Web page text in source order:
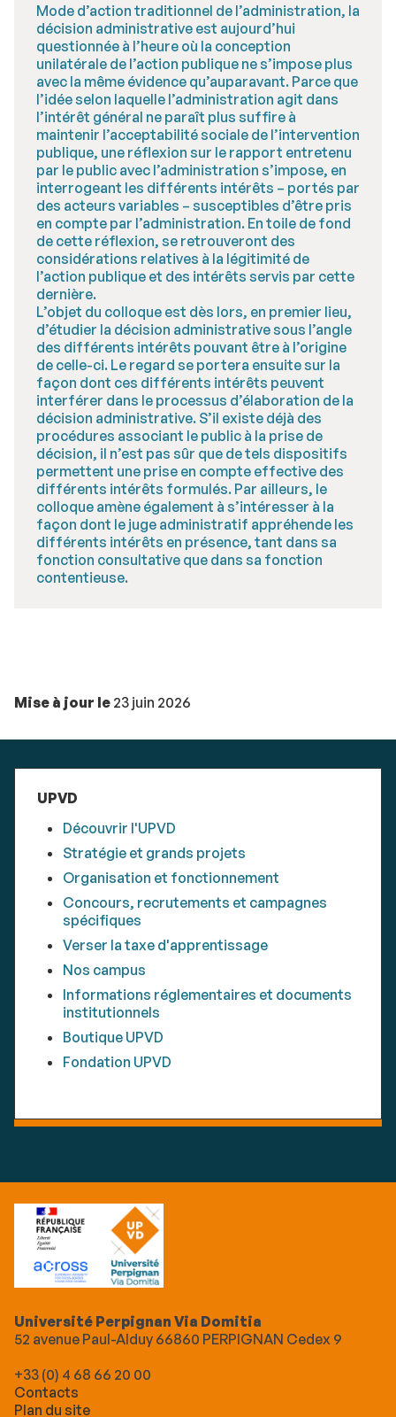
Mode d’action traditionnel de l’administration, la
décision administrative est aujourd’hui
questionnée à l’heure où la conception
unilatérale de l’action publique ne s’impose plus
avec la même évidence qu’auparavant. Parce que
l’idée selon laquelle l’administration agit dans
l’intérêt général ne paraît plus suffire à
maintenir l’acceptabilité sociale de l’intervention
publique, une réflexion sur le rapport entretenu
par le public avec l’administration s’impose, en
interrogeant les différents intérêts – portés par
des acteurs variables – susceptibles d’être pris
en compte par l’administration. En toile de fond
de cette réflexion, se retrouveront des
considérations relatives à la légitimité de
l’action publique et des intérêts servis par cette
dernière.
L’objet du colloque est dès lors, en premier lieu,
d’étudier la décision administrative sous l’angle
des différents intérêts pouvant être à l’origine
de celle-ci. Le regard se portera ensuite sur la
façon dont ces différents intérêts peuvent
interférer dans le processus d’élaboration de la
décision administrative. S’il existe déjà des
procédures associant le public à la prise de
décision, il n’est pas sûr que de tels dispositifs
permettent une prise en compte effective des
différents intérêts formulés. Par ailleurs, le
colloque amène également à s’intéresser à la
façon dont le juge administratif appréhende les
différents intérêts en présence, tant dans sa
fonction consultative que dans sa fonction
contentieuse.
Mise à jour le 23 juin 2026
UPVD
Découvrir l'UPVD
Stratégie et grands projets
Organisation et fonctionnement
Concours, recrutements et campagnes
spécifiques
Verser la taxe d'apprentissage
Nos campus
Informations réglementaires et documents
institutionnels
Boutique UPVD
Fondation UPVD
Université Perpignan Via Domitia
52 avenue Paul-Alduy 66860 PERPIGNAN Cedex 9
+33 (0) 4 68 66 20 00
Contacts
Plan du site